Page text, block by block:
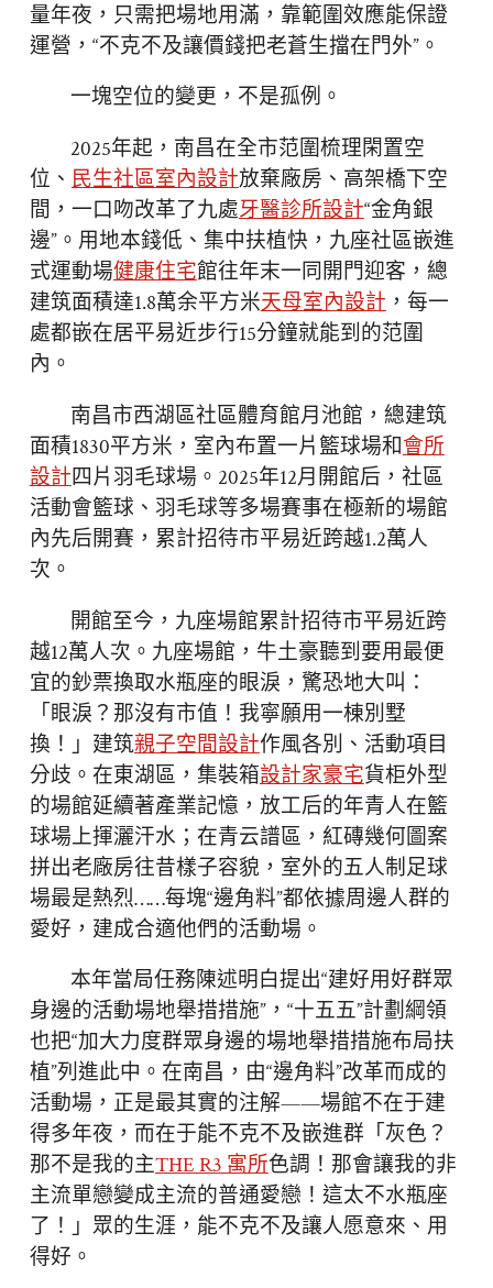
量年夜，只需把場地用滿，靠範圍效應能保證
運營，“不克不及讓價錢把老蒼生擋在門外”。
一塊空位的變更，不是孤例。
2025年起，南昌在全市范圍梳理閑置空
位、民生社區室內設計放棄廠房、高架橋下空
間，一口吻改革了九處牙醫診所設計“金角銀
邊”。用地本錢低、集中扶植快，九座社區嵌進
式運動場健康住宅館往年末一同開門迎客，總
建筑面積達1.8萬余平方米天母室內設計，每一
處都嵌在居平易近步行15分鐘就能到的范圍
內。
南昌市西湖區社區體育館月池館，總建筑
面積1830平方米，室內布置一片籃球場和會所
設計四片羽毛球場。2025年12月開館后，社區
活動會籃球、羽毛球等多場賽事在極新的場館
內先后開賽，累計招待市平易近跨越1.2萬人
次。
開館至今，九座場館累計招待市平易近跨
越12萬人次。九座場館，牛土豪聽到要用最便
宜的鈔票換取水瓶座的眼淚，驚恐地大叫：
「眼淚？那沒有市值！我寧願用一棟別墅
換！」建筑親子空間設計作風各別、活動項目
分歧。在東湖區，集裝箱設計家豪宅貨柜外型
的場館延續著產業記憶，放工后的年青人在籃
球場上揮灑汗水；在青云譜區，紅磚幾何圖案
拼出老廠房往昔樣子容貌，室外的五人制足球
場最是熱烈……每塊“邊角料”都依據周邊人群的
愛好，建成合適他們的活動場。
本年當局任務陳述明白提出“建好用好群眾
身邊的活動場地舉措措施”，“十五五”計劃綱領
也把“加大力度群眾身邊的場地舉措措施布局扶
植”列進此中。在南昌，由“邊角料”改革而成的
活動場，正是最其實的注解——場館不在于建
得多年夜，而在于能不克不及嵌進群「灰色？
那不是我的主THE R3 寓所色調！那會讓我的非
主流單戀變成主流的普通愛戀！這太不水瓶座
了！」眾的生涯，能不克不及讓人愿意來、用
得好。